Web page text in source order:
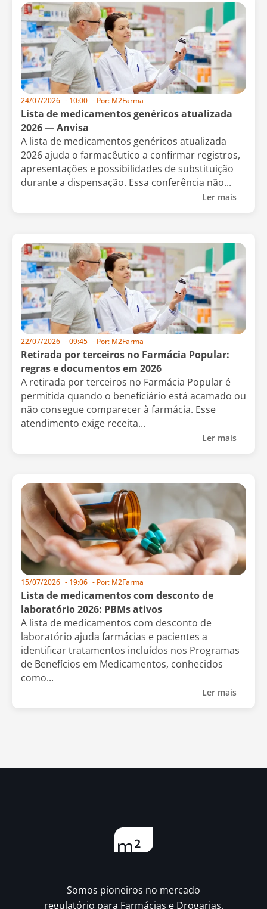
24/07/2026 - 10:00 - Por: M2Farma
Lista de medicamentos genéricos atualizada
2026 — Anvisa
A lista de medicamentos genéricos atualizada
2026 ajuda o farmacêutico a confirmar registros,
apresentações e possibilidades de substituição
durante a dispensação. Essa conferência não...
Ler mais
22/07/2026 -09:45 - Por: M2Farma
Retirada por terceiros no Farmácia Popular:
regras e documentos em 2026
A retirada por terceiros no Farmácia Popular é
permitida quando o beneficiário está acamado ou
não consegue comparecer à farmácia. Esse
atendimento exige receita...
Ler mais
15/07/2026 - 19:06 - Por: M2Farma
Lista de medicamentos com desconto de
laboratório 2026: PBMs ativos
A lista de medicamentos com desconto de
laboratório ajuda farmácias e pacientes a
identificar tratamentos incluídos nos Programas
de Benefícios em Medicamentos, conhecidos
como...
Ler mais
Somos pioneiros no mercado
regulatório para Farmácias e Drogarias.